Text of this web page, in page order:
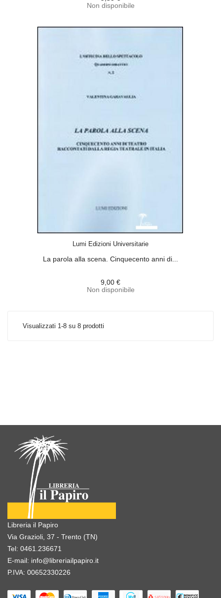
Non disponibile
Lumi Edizioni Universitarie
La parola alla scena. Cinquecento anni di...
9,00 €
Non disponibile
Visualizzati 1-8 su 8 prodotti
Libreria il Papiro
Via Grazioli, 37 - Trento (TN)
Tel: 0461.236671
E-mail: info@libreriailpapiro.it
P.IVA: 00652330226